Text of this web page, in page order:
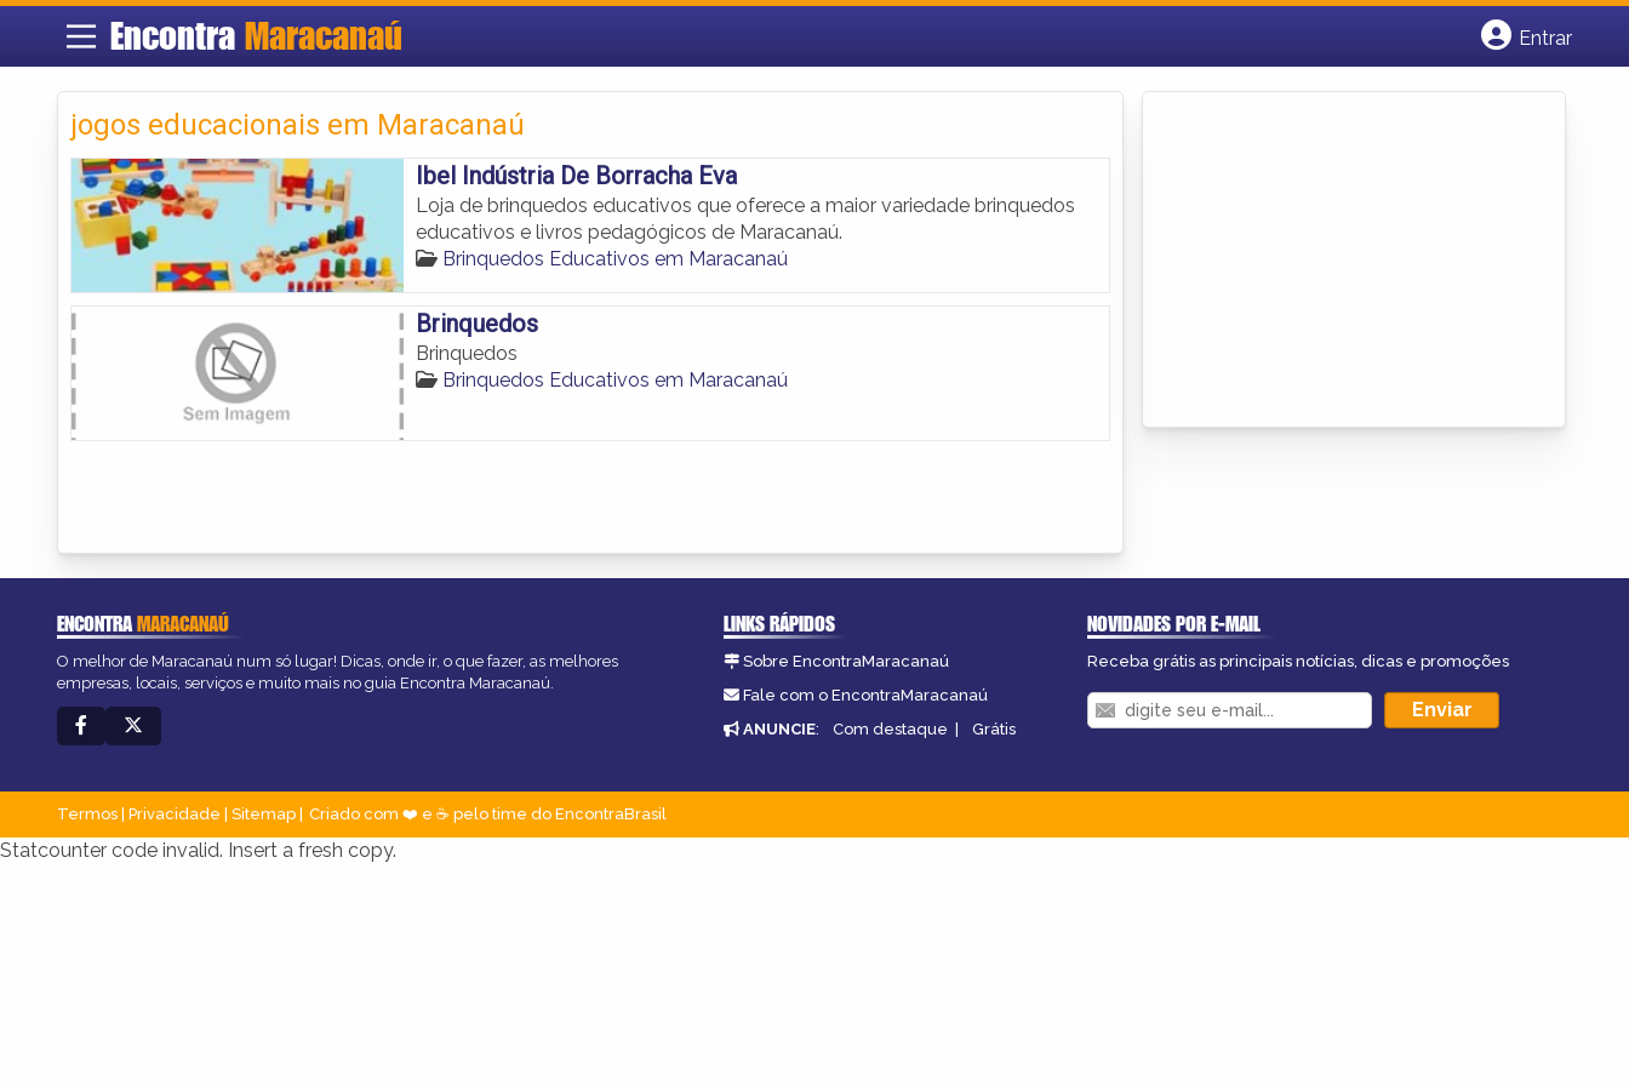
Encontra Maracanaú
Entrar
jogos educacionais em Maracanaú
Ibel Indústria De Borracha Eva
Loja de brinquedos educativos que oferece a maior variedade brinquedos
educativos e livros pedagógicos de Maracanaú.
Brinquedos Educativos em Maracanaú
Brinquedos
Brinquedos
Brinquedos Educativos em Maracanaú
ENCONTRAMARACANAÚ
O melhor de Maracanaú num só lugar! Dicas, onde ir, o que fazer, as melhores
empresas, locais, serviços e muito mais no guia Encontra Maracanaú.
LINKS RÁPIDOS
Sobre EncontraMaracanaú
Fale com o EncontraMaracanaú
ANUNCIE: Com destaque | Grátis
NOVIDADES POR E-MAIL
Receba grátis as principais notícias, dicas e promoções
Termos Privacidade Sitemap Criado com ❤️ e ☕ pelo time do EncontraBrasil
Statcounter code invalid. Insert a fresh copy.